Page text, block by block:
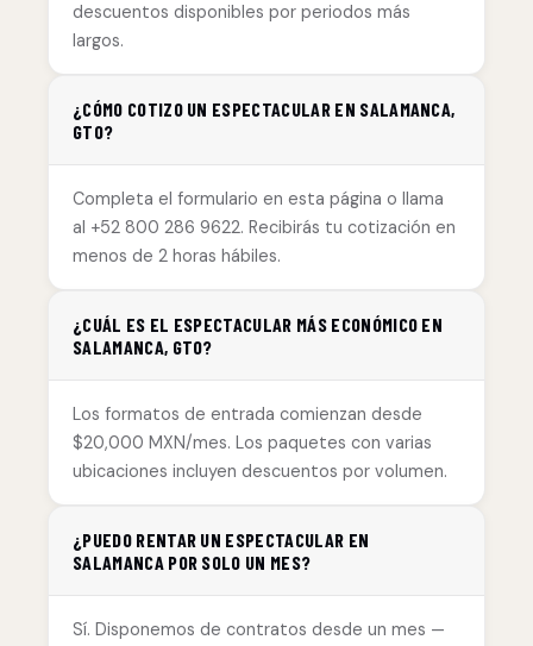
descuentos disponibles por periodos más
largos.
¿CÓMO COTIZO UN ESPECTACULAR EN SALAMANCA,
GTO?
Completa el formulario en esta página o llama
al +52 800 286 9622. Recibirás tu cotización en
menos de 2 horas hábiles.
¿CUÁL ES EL ESPECTACULAR MÁS ECONÓMICO EN
SALAMANCA, GTO?
Los formatos de entrada comienzan desde
$20,000 MXN/mes. Los paquetes con varias
ubicaciones incluyen descuentos por volumen.
¿PUEDO RENTAR UN ESPECTACULAR EN
SALAMANCA POR SOLO UN MES?
Sí. Disponemos de contratos desde un mes —